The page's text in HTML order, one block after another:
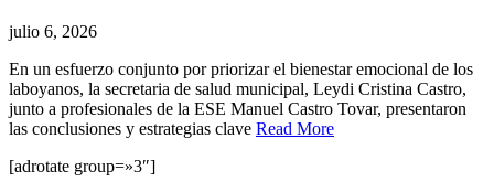
julio 6, 2026
En un esfuerzo conjunto por priorizar el bienestar emocional de los
laboyanos, la secretaria de salud municipal, Leydi Cristina Castro,
junto a profesionales de la ESE Manuel Castro Tovar, presentaron
las conclusiones y estrategias clave Read More
[adrotate group=»3″]